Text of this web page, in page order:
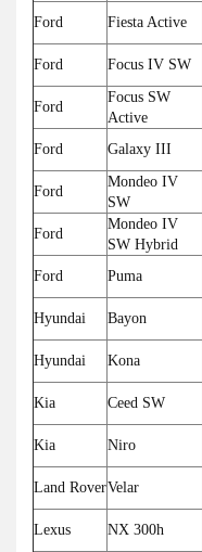
Ford
Fiesta Active
Ford
Focus IV SW
Ford
Focus SW
Active
Ford
Galaxy III
Ford
Mondeo IV
SW
Ford
Mondeo IV
SW Hybrid
Ford
Puma
Hyundai
Bayon
Hyundai
Kona
Kia
Ceed SW
Kia
Niro
Land RoverVelar
Lexus
NX 300h